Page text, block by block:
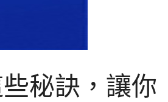
秘訣，讓你